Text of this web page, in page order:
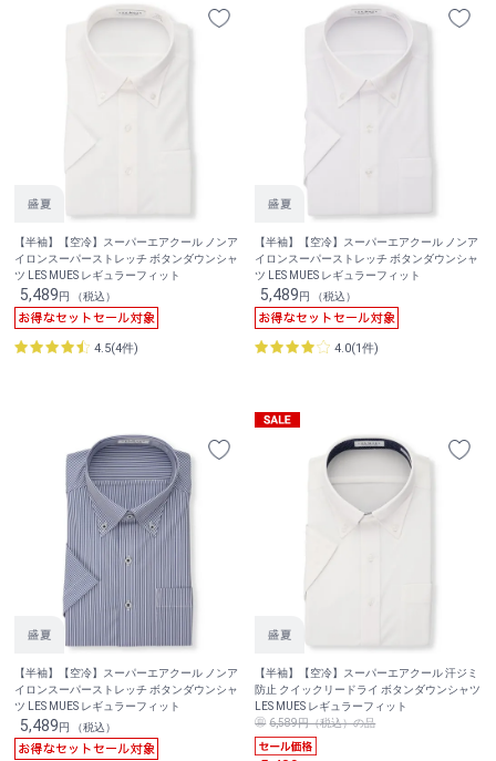
【半袖】【空冷】スーパーエアクール ノンア
イロンスーパーストレッチ ボタンダウンシャ
ツ LES MUES レギュラーフィット
5,489円 （税込）
4.5(4件)
【半袖】【空冷】スーパーエアクール ノンア
イロンスーパーストレッチ ボタンダウンシャ
ツ LES MUES レギュラーフィット
5,489円 （税込）
4.0(1件)
【半袖】【空冷】スーパーエアクール ノンア
イロンスーパーストレッチ ボタンダウンシャ
ツ LES MUES レギュラーフィット
5,489円 （税込）
【半袖】【空冷】スーパーエアクール 汗ジミ
防止 クイックリードライ ボタンダウンシャツ
LES MUES レギュラーフィット
6,589円（税込）の品